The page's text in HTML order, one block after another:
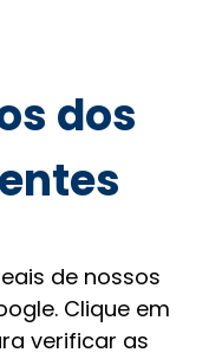
dos
de nossos
Clique em
verificar as